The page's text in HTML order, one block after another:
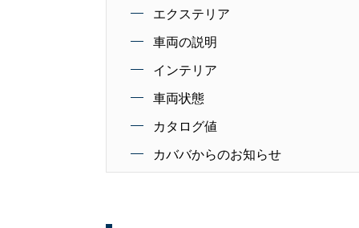
エクステリア
車両の説明
インテリア
車両状態
カタログ値
カババからのお知らせ